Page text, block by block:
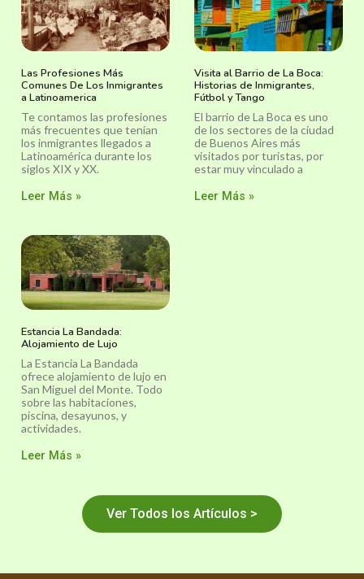
Las Profesiones Más
Comunes De Los Inmigrantes
a Latinoamerica
Te contamos las profesiones
más frecuentes que tenían
los inmigrantes llegados a
Latinoamérica durante los
siglos XIX y XX.
Leer Más »
Visita al Barrio de La Boca:
Historias de Inmigrantes,
Fútbol y Tango
El barrio de La Boca es uno
de los sectores de la ciudad
de Buenos Aires más
visitados por turistas, por
estar muy vinculado a
Leer Más »
Estancia La Bandada:
Alojamiento de Lujo
La Estancia La Bandada
ofrece alojamiento de lujo en
San Miguel del Monte. Todo
sobre las habitaciones,
piscina, desayunos, y
actividades.
Leer Más »
Ver Todos los Artículos >